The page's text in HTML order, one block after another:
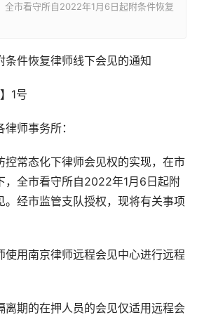
全市看守所自2022年1月6日起附条件恢复
件恢复律师线下会见的通知
1号
师事务所：
常态化下律师会见权的实现，在市
，全市看守所自2022年1月6日起附
。经市监管支队授权，现将有关事项
用南京律师远程会见中心进行远程
期的在押人员的会见仅适用远程会